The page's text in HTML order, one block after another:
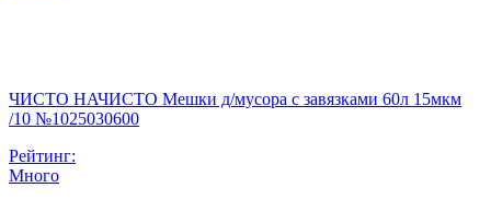
ЧИСТО НАЧИСТО Мешки д/мусора с завязками 60л 15мкм
/10 №1025030600
Рейтинг:
Много